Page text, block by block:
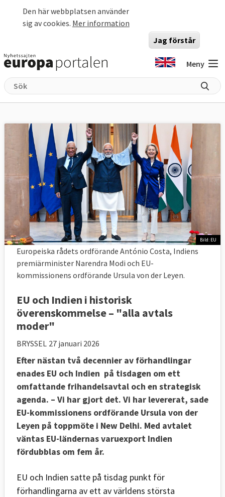
Den här webbplatsen använder
sig av cookies. Mer information
Jag förstår
Meny
Bild: EU
Europeiska rådets ordförande António Costa, Indiens
premiärminister Narendra Modi och EU-
kommissionens ordförande Ursula von der Leyen.
EU och Indien i historisk
överenskommelse – "alla avtals
moder"
BRYSSEL 27 januari 2026
Efter nästan två decennier av förhandlingar
enades EU och Indien på tisdagen om ett
omfattande frihandelsavtal och en strategisk
agenda. – Vi har gjort det. Vi har levererat, sade
EU-kommissionens ordförande Ursula von der
Leyen på toppmöte i New Delhi. Med avtalet
väntas EU-ländernas varuexport Indien
fördubblas om fem år.
EU och Indien satte på tisdag punkt för
förhandlingarna av ett av världens största